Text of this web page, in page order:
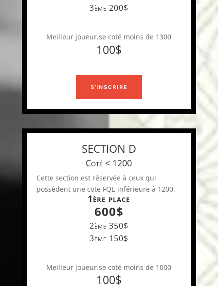
3ème 200$
Meilleur joueur.se coté moins de 1300
100$
S'INSCRIRE
SECTION D
Coté < 1200
Cette section est réservée à ceux qui
possèdent une cote FQE inférieure à 1200.
1ère place
600$
2ème 350$
3ème 150$
Meilleur joueur.se coté moins de 1000
100$